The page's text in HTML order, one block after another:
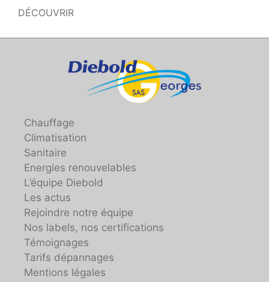
DÉCOUVRIR
Chauffage
Climatisation
Sanitaire
Energies renouvelables
L’équipe Diebold
Les actus
Rejoindre notre équipe
Nos labels, nos certifications
Témoignages
Tarifs dépannages
Mentions légales